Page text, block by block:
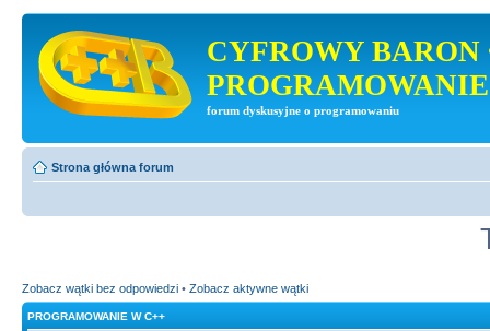
CYFROWY BARON
PROGRAMOWANIE
forum dyskusyjne o programowaniu
Strona główna forum
Zobacz wątki bez odpowiedzi • Zobacz aktywne wątki
PROGRAMOWANIE W C++